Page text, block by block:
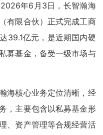
年6月3日，长智瀚海
有限合伙）正式完成工商
39.1亿元，是近期国内硬
募基金，备受一级市场与
海核心业务定位清晰，经
，主要包含以私募基金形
、资产管理等合规经营活